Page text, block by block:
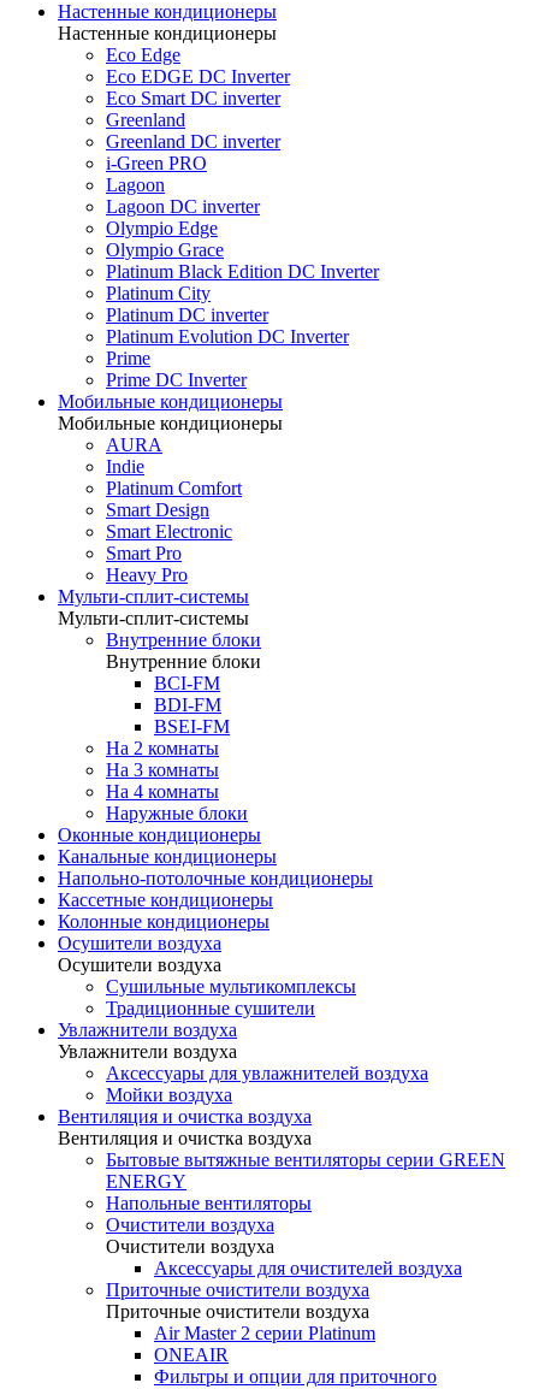
Настенные кондиционеры
Настенные кондиционеры
Eco Edge
Eco EDGE DC Inverter
Eco Smart DC inverter
Greenland
Greenland DC inverter
i-Green PRO
Lagoon
Lagoon DC inverter
Olympio Edge
Olympio Grace
Platinum Black Edition DC Inverter
Platinum City
Platinum DC inverter
Platinum Evolution DC Inverter
Prime
Prime DC Inverter
Мобильные кондиционеры
Мобильные кондиционеры
AURA
Indie
Platinum Comfort
Smart Design
Smart Electronic
Smart Pro
Heavy Pro
Мульти-сплит-системы
Мульти-сплит-системы
Внутренние блоки
Внутренние блоки
BCI-FM
BDI-FM
BSEI-FM
На 2 комнаты
На 3 комнаты
На 4 комнаты
Наружные блоки
Оконные кондиционеры
Канальные кондиционеры
Напольно-потолочные кондиционеры
Кассетные кондиционеры
Колонные кондиционеры
Осушители воздуха
Осушители воздуха
Сушильные мультикомплексы
Традиционные сушители
Увлажнители воздуха
Увлажнители воздуха
Аксессуары для увлажнителей воздуха
Мойки воздуха
Вентиляция и очистка воздуха
Вентиляция и очистка воздуха
Бытовые вытяжные вентиляторы серии GREEN
ENERGY
Напольные вентиляторы
Очистители воздуха
Очистители воздуха
Аксессуары для очистителей воздуха
Приточные очистители воздуха
Приточные очистители воздуха
Air Master 2 серии Platinum
ONEAIR
Фильтры и опции для приточного